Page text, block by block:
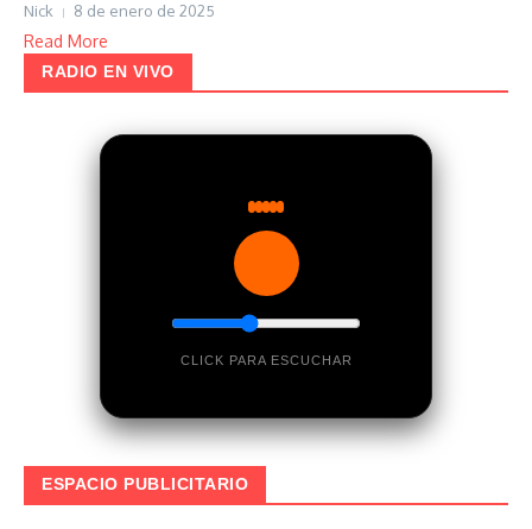
Nick 8 de enero de 2025
Read More
RADIO EN VIVO
CLICK PARA ESCUCHAR
ESPACIO PUBLICITARIO